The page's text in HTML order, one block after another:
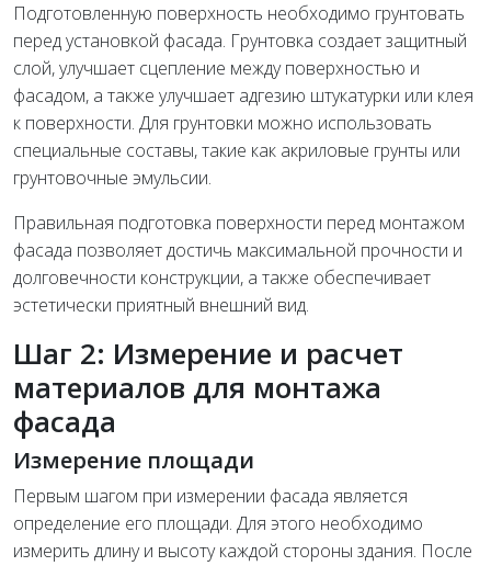
Подготовленную поверхность необходимо грунтовать
перед установкой фасада. Грунтовка создает защитный
слой, улучшает сцепление между поверхностью и
фасадом, а также улучшает адгезию штукатурки или клея
к поверхности. Для грунтовки можно использовать
специальные составы, такие как акриловые грунты или
грунтовочные эмульсии.
Правильная подготовка поверхности перед монтажом
фасада позволяет достичь максимальной прочности и
долговечности конструкции, а также обеспечивает
эстетически приятный внешний вид.
Шаг 2: Измерение и расчет
материалов для монтажа
фасада
Измерение площади
Первым шагом при измерении фасада является
определение его площади. Для этого необходимо
измерить длину и высоту каждой стороны здания. После